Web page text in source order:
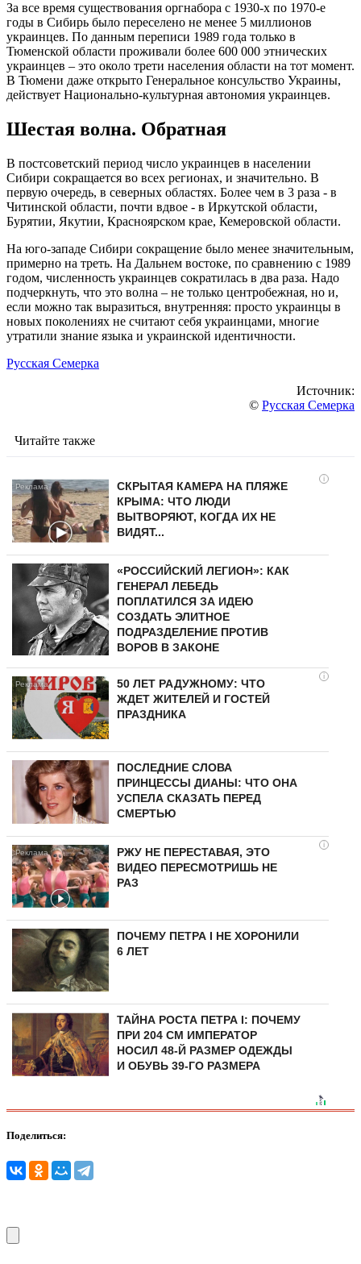
За все время существования оргнабора с 1930-х по 1970-е
годы в Сибирь было переселено не менее 5 миллионов
украинцев. По данным переписи 1989 года только в
Тюменской области проживали более 600 000 этнических
украинцев – это около трети населения области на тот момент.
В Тюмени даже открыто Генеральное консульство Украины,
действует Национально-куль­турная автономия украинцев.
Шестая волна. Обратная
В постсоветский период число украинцев в населении
Сибири сокращается во всех регионах, и значительно. В
первую очередь, в северных областях. Более чем в 3 раза - в
Читинской области, почти вдвое - в Иркутской области,
Бурятии, Якутии, Красноярском крае, Кемеровской области.
На юго-западе Сибири сокращение было менее значительным,
примерно на треть. На Дальнем востоке, по сравнению с 1989
годом, численность украинцев сократилась в два раза. Надо
подчеркнуть, что это волна – не только центробежная, но и,
если можно так выразиться, внутренняя: просто украинцы в
новых поколениях не считают себя украинцами, многие
утратили знание языка и украинской идентичности.
Русская Семерка
Источник:
© Русская Семерка
Читайте также
i
СКРЫТАЯ КАМЕРА НА ПЛЯЖЕ
КРЫМА: ЧТО ЛЮДИ
ВЫТВОРЯЮТ, КОГДА ИХ НЕ
ВИДЯТ...
«РОССИЙСКИЙ ЛЕГИОН»: КАК
ГЕНЕРАЛ ЛЕБЕДЬ
ПОПЛАТИЛСЯ ЗА ИДЕЮ
СОЗДАТЬ ЭЛИТНОЕ
ПОДРАЗДЕЛЕНИЕ ПРОТИВ
ВОРОВ В ЗАКОНЕ
i
50 ЛЕТ РАДУЖНОМУ: ЧТО
ЖДЕТ ЖИТЕЛЕЙ И ГОСТЕЙ
ПРАЗДНИКА
ПОСЛЕДНИЕ СЛОВА
ПРИНЦЕССЫ ДИАНЫ: ЧТО ОНА
УСПЕЛА СКАЗАТЬ ПЕРЕД
СМЕРТЬЮ
i
РЖУ НЕ ПЕРЕСТАВАЯ, ЭТО
ВИДЕО ПЕРЕСМОТРИШЬ НЕ
РАЗ
ПОЧЕМУ ПЕТРА I НЕ ХОРОНИЛИ
6 ЛЕТ
ТАЙНА РОСТА ПЕТРА I: ПОЧЕМУ
ПРИ 204 СМ ИМПЕРАТОР
НОСИЛ 48-Й РАЗМЕР ОДЕЖДЫ
И ОБУВЬ 39-ГО РАЗМЕРА
Поделиться: